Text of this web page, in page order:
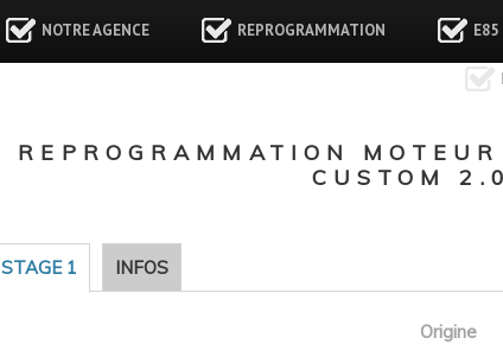
NOTRE AGENCE REPROGRAMMATION E85
REPROGRAMMATION
CUSTOM
STAGE 1 INFOS
Origine